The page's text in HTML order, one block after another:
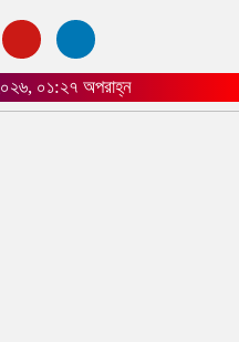
০১:২৭ অপরাহ্ন